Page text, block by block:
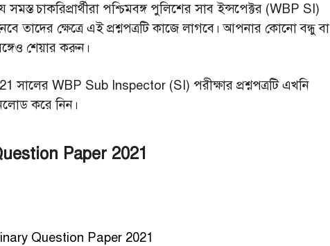
চাকরিপ্রার্থীরা পশ্চিমবঙ্গ পুলিশের সাব ইন্সপেক্টর (WBP SI)
তাদের ক্ষেত্রে এই প্রশ্নপত্রটি কাজে লাগবে। আপনার কোনো বন্ধু বা
শেয়ার করুন।
সালের WBP Sub Inspector (SI) পরীক্ষার প্রশ্নপত্রটি এখনি
করে নিন।
Paper 2021
Question Paper 2021